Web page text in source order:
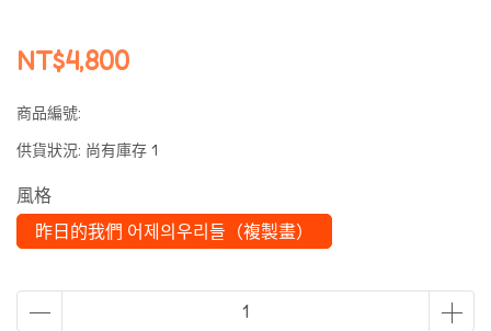
NT$4,800
商品編號:
供貨狀況: 尚有庫存 1
風格
昨日的我們 어제의우리들（複製畫）